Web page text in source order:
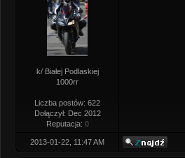
k/ Białej Podlaskiej
1000rr
Liczba postów: 622
Dołączył: Dec 2012
Reputacja: 0
2013-01-22, 11:47 AM